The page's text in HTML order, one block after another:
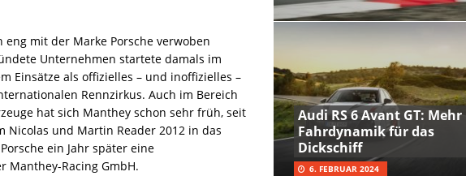
mit der Marke Porsche verwoben
Unternehmen startete damals im
Einsätze als offizielles – und inoffizielles –
Rennzirkus. Auch im Bereich
hat sich Manthey schon sehr früh, seit
Nicolas und Martin Reader 2012 in das
ein Jahr später eine
Manthey-Racing GmbH.
Audi RS 6 Avant GT: Mehr
Fahrdynamik für das
Dickschiff
6. FEBRUAR 2024